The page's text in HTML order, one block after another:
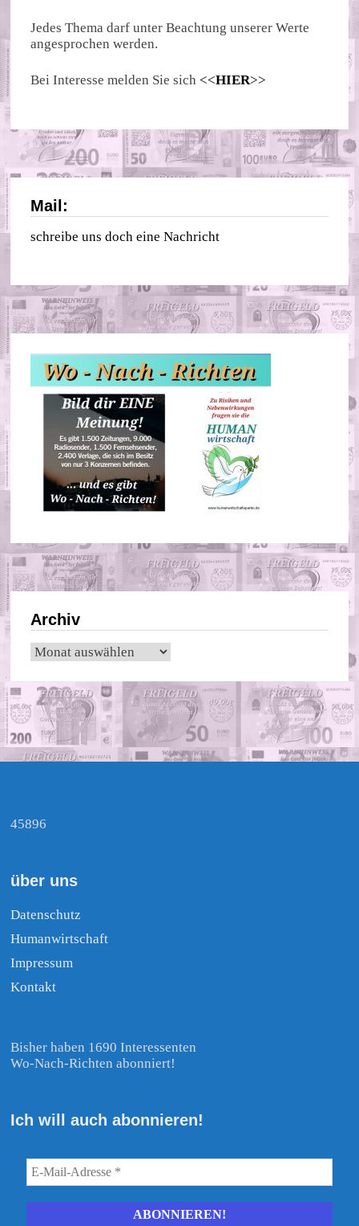
Jedes Thema darf unter Beachtung unserer Werte
angesprochen werden.
Bei Interesse melden Sie sich <<HIER>>
Mail:
schreibe uns doch eine Nachricht
Archiv
Archiv
45896
über uns
Datenschutz
Humanwirtschaft
Impressum
Kontakt
Bisher haben 1690 Interessenten
Wo-Nach-Richten abonniert!
Ich will auch abonnieren!